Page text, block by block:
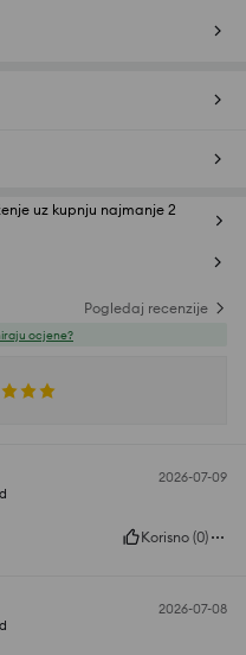
uz kupnju najmanje 2
Pogledaj recenzije
ocjene?
2026-07-09
Korisno (0)
2026-07-08